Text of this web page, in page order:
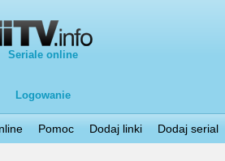
Seriale online
Logowanie
Pomoc Dodaj linki Dodaj serial